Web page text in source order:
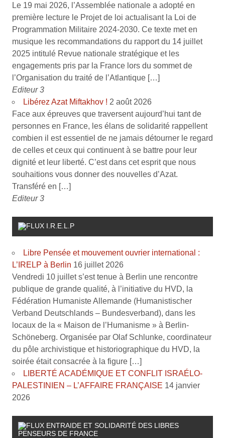
Le 19 mai 2026, l’Assemblée nationale a adopté en
première lecture le Projet de loi actualisant la Loi de
Programmation Militaire 2024-2030. Ce texte met en
musique les recommandations du rapport du 14 juillet
2025 intitulé Revue nationale stratégique et les
engagements pris par la France lors du sommet de
l’Organisation du traité de l’Atlantique […]
Editeur 3
Libérez Azat Miftakhov ! 2 août 2026
Face aux épreuves que traversent aujourd’hui tant de
personnes en France, les élans de solidarité rappellent
combien il est essentiel de ne jamais détourner le regard
de celles et ceux qui continuent à se battre pour leur
dignité et leur liberté. C’est dans cet esprit que nous
souhaitions vous donner des nouvelles d’Azat.
Transféré en […]
Editeur 3
I.R.E.L.P
Libre Pensée et mouvement ouvrier international :
L’IRELP à Berlin 16 juillet 2026
Vendredi 10 juillet s’est tenue à Berlin une rencontre
publique de grande qualité, à l’initiative du HVD, la
Fédération Humaniste Allemande (Humanistischer
Verband Deutschlands – Bundesverband), dans les
locaux de la « Maison de l’Humanisme » à Berlin-
Schöneberg. Organisée par Olaf Schlunke, coordinateur
du pôle archivistique et historiographique du HVD, la
soirée était consacrée à la figure […]
LIBERTÉ ACADÉMIQUE ET CONFLIT ISRAÉLO-
PALESTINIEN – L’AFFAIRE FRANÇAISE 14 janvier
2026
ENTRAIDE ET SOLIDARITÉ DES LIBRES
PENSEURS DE FRANCE